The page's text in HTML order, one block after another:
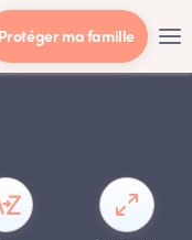
Protéger ma famille